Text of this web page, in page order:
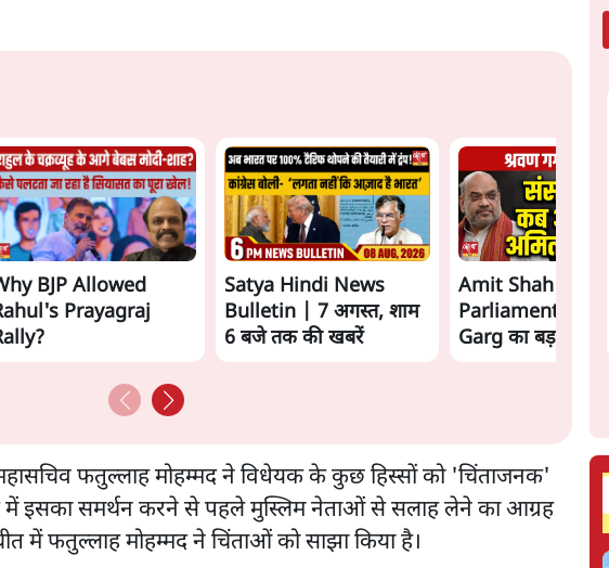
BJP Allowed
Prayagraj
Satya Hindi News
Bulletin | 7 अगस्त, शाम
6 बजे तक की खबरें
Amit Shah कब
Parliament?
Garg का बड़ा दावा
फतुल्लाह मोहम्मद ने विधेयक के कुछ हिस्सों को 'चिंताजनक'
में इसका समर्थन करने से पहले मुस्लिम नेताओं से सलाह लेने का आग्रह
में फतुल्लाह मोहम्मद ने चिंताओं को साझा किया है।